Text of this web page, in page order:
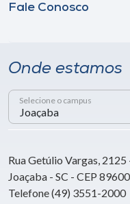
Fale Conosco
Onde estamos
Selecione o campus
Rua Getúlio Vargas,
Joaçaba - SC - CEP
Telefone (49) 3551-2000